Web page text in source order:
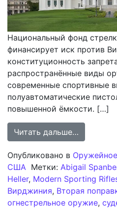
Национальный фонд
финансирует иск против
конституционность
распространённые виды
современные спортивные
полуавтоматические
повышенной ёмкости. […]
Читать дальше…
Опубликовано в
США Метки: Abigail
Heller, Modern Sporting
Вирджиния, Вторая
огнестрельное оружие,